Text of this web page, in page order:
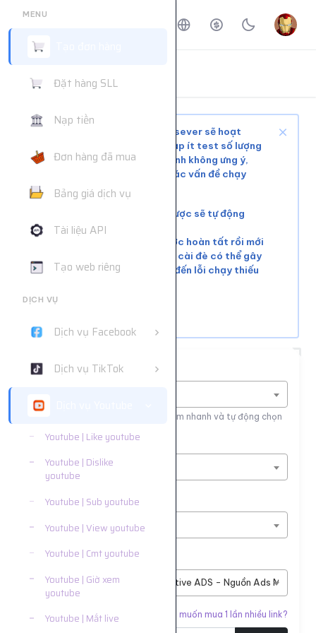
MENU
Đặt hàng SLL
Nạp tiền
Đơn hàng đã mua
Bảng giá dịch vụ
Tài liệu API
Tạo web riêng
DỊCH VỤ
Dịch vụ Facebook
Dịch vụ TikTok
Youtube | Like youtube
Youtube | Dislike
youtube
Youtube | Sub youtube
Youtube | View youtube
Youtube | Cmt youtube
Youtube | Giờ xem
youtube
Youtube | Mắt live
Trang chủ Đặt hàng dịch vụ
Tùy tình trạng mạng xã hội và sever sẽ hoạt
động ổn định hoặc phải chờ, nạp ít test số lượng
nhỏ trước khi mua nhiều để tránh không ưng ý,
web không hỗ trợ giải quyết các vấn đề chạy
chậm hoặc đơn chưa chạy kịp
Các đơn lỗi không chạy được sẽ tự động
hoàn tiền
Vui lòng đợi đơn hàng trước hoàn tất rồi mới
tiếp tục cài đơn mới. Việc cài đè có thể gây
xung đột tài nguyên, dẫn đến lỗi chạy thiếu
Tìm nhanh dịch vụ
Nhập tên hoặc ID dịch vụ để tìm kiếm nhanh và tự động chọn
Nền tảng
Dịch vụ Youtube
Phân loại
Youtube | View youtube
Dịch vụ
#7282 Sv1 | View ytb Native ADS - Nguồn Ads Mxh
Liên kết cần tăng Bạn muốn mua 1 lần nhiều link?